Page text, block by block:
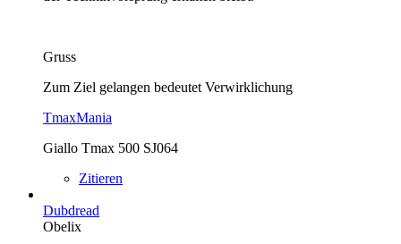
Gruss
Zum Ziel gelangen bedeutet Verwirklichung
TmaxMania
Giallo Tmax 500 SJ064
Zitieren
Dubdread
Obelix